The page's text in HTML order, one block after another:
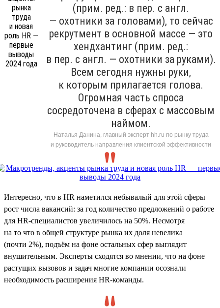
(прим. ред.: в пер. с англ.
— охотники за головами), то сейчас
рекрутмент в основной массе — это
хендхантинг (прим. ред.:
в пер. с англ. — охотники за руками).
Всем сегодня нужны руки,
к которым прилагается голова.
Огромная часть спроса
сосредоточена в сферах с массовым
наймом.
Наталья Данина, главный эксперт hh.ru по рынку труда
и руководитель направления клиентской эффективности
Интересно, что в HR наметился небывалый для этой сферы
рост числа вакансий: за год количество предложений о работе
для HR-специалистов увеличилось на 50%. Несмотря
на то что в общей структуре рынка их доля невелика
(почти 2%), подъём на фоне остальных сфер выглядит
внушительным. Эксперты сходятся во мнении, что на фоне
растущих вызовов и задач многие компании осознали
необходимость расширения HR-команды.